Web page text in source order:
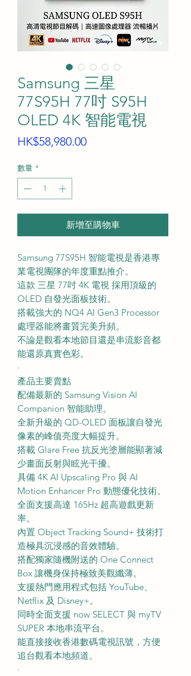
Samsung 三星
77S95H 77吋 S95H
OLED 4K 智能電視
HK$58,980.00價
數量 *
新增至購物車
Samsung 77S95H 智能電視是香港專
業電視團隊的年度重點推介。
這款 三星 77吋 4K 電視 採用頂級的
OLED 自發光面板技術。
搭載強大的 NQ4 AI Gen3 Processor
處理器能將畫質完美升頻。
不論是觀看本地節目還是串流影音都
能還原真實色彩。
·
產品主要賣點
配備最新的 Samsung Vision AI
Companion 智能助理。
全新升級的 QD-OLED 面板讓自發光
像素的峰值亮度大幅提升。
搭載 Glare Free 抗反光塗層能顯著減
少畫面反射與眩光干擾。
具備 4K AI Upscaling Pro 與 AI
Motion Enhancer Pro 動態優化技術。
全面支援高達 165Hz 超高遊戲更新
率。
內置 Object Tracking Sound+ 技術打
造極具沉浸感的音效體驗。
搭配獨家隨機附送的 One Connect
Box 讓機身保持極致美觀纖薄。
支援熱門應用程式包括 YouTube、
Netflix 及 Disney+。
同時全面支援 now SELECT 與 myTV
SUPER 本地串流平台。
能直接接收香港數碼電視訊號，方便
追台觀看本地頻道。
·